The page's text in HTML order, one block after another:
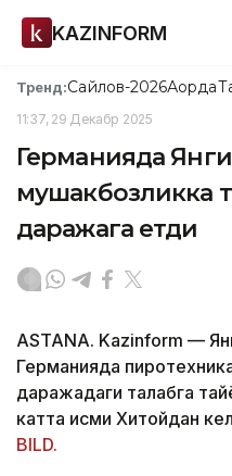
KAZINFORM
Тренд:Сайлов-2026Ақорда
11:37, 29 Декабр 2025
Германияда
мушакбозликка
даражага етди
ASTANA. Kazinform —
Германияда
даражадаги талабга
катта қисми Хитойдан
BILD.